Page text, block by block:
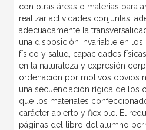
con otras áreas o materias para
realizar actividades conjuntas,
adecuadamente la
una disposición invariable en
físico y salud, capacidades
en la naturaleza y expresión
ordenación por motivos obvios
una secuenciación rígida de los
que los materiales
carácter abierto y flexible. El
páginas del libro del alumno